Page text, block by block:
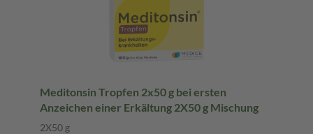
Meditonsin Tropfen 2x50 g bei ersten
Anzeichen einer Erkältung 2X50 g Mischung
2X50 g